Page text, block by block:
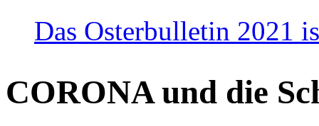
Das Osterbulletin 2021
CORONA und die